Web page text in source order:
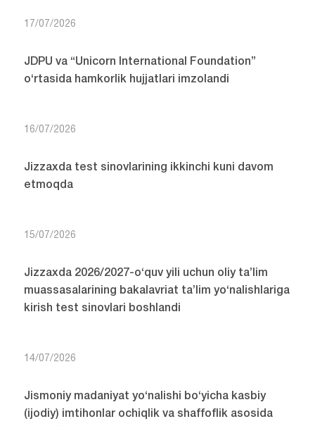
17/07/2026
JDPU va “Unicorn International Foundation”
o‘rtasida hamkorlik hujjatlari imzolandi
16/07/2026
Jizzaxda test sinovlarining ikkinchi kuni davom
etmoqda
15/07/2026
Jizzaxda 2026/2027-o‘quv yili uchun oliy ta’lim
muassasalarining bakalavriat ta’lim yo‘nalishlariga
kirish test sinovlari boshlandi
14/07/2026
Jismoniy madaniyat yo‘nalishi bo‘yicha kasbiy
(ijodiy) imtihonlar ochiqlik va shaffoflik asosida